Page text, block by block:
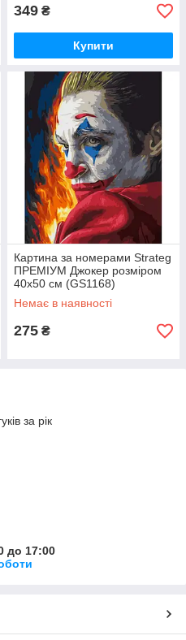
349 ₴
Купити
Картина за номерами Strateg
ПРЕМІУМ Джокер розміром
40х50 см (GS1168)
Немає в наявності
275 ₴
за рік
до 17:00